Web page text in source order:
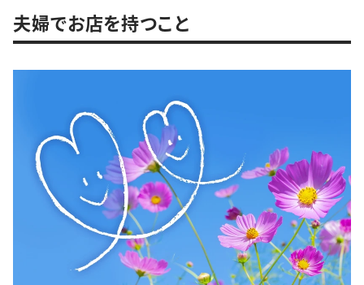
夫婦でお店を持つこと